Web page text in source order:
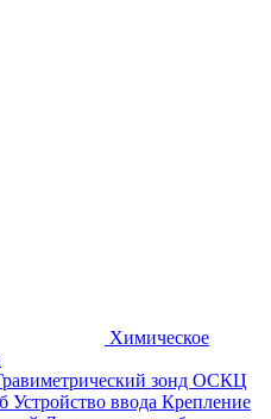
Химическое
зонд ОСКЦ
Устройство ввода Крепление